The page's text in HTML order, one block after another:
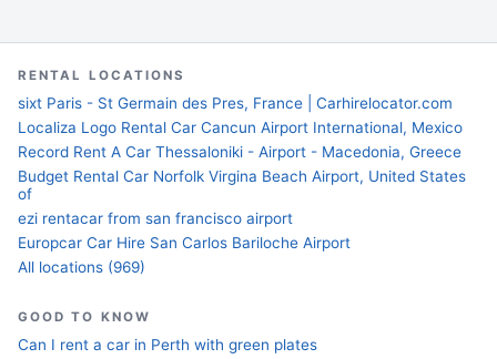
RENTAL LOCATIONS
sixt Paris - St Germain des Pres, France | Carhirelocator.com
Localiza Logo Rental Car Cancun Airport International, Mexico
Record Rent A Car Thessaloniki - Airport - Macedonia, Greece
Budget Rental Car Norfolk Virgina Beach Airport, United States
of
ezi rentacar from san francisco airport
Europcar Car Hire San Carlos Bariloche Airport
All locations (969)
GOOD TO KNOW
Can I rent a car in Perth with green plates